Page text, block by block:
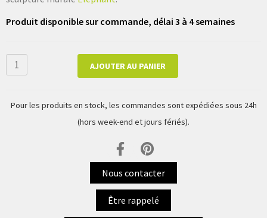
Produit disponible sur commande, délai 3 à 4 semaines
AJOUTER AU PANIER
Pour les produits en stock, les commandes sont expédiées sous 24h
(hors week-end et jours fériés).
Nous contacter
Être rappelé